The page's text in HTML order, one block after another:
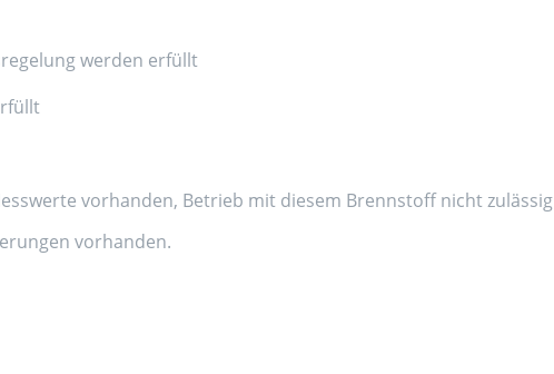
werden erfüllt
vorhanden, Betrieb mit diesem Brennstoff nicht zulässig
vorhanden.